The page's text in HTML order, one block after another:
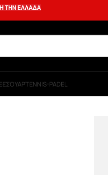
ΤΗΝ ΕΛΛΑΔΑ
TENNIS-PADEL